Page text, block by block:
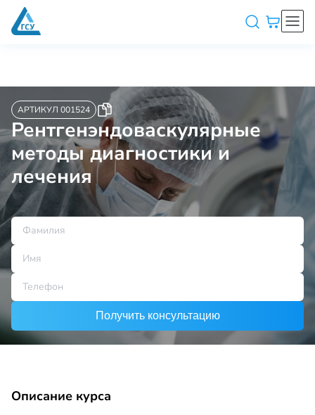
АРТИКУЛ 001524
Рентгенэндоваскулярные
методы диагностики и
лечения
Получить консультацию
Описание курса